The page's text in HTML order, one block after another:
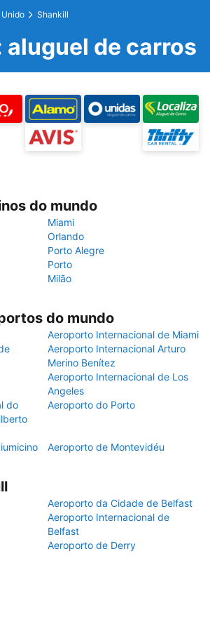
Unido Shankill
aluguel de carros
do mundo
Miami
Orlando
Porto Alegre
Porto
Milão
do mundo
Aeroporto Internacional de Miami
Aeroporto Internacional Arturo
Merino Benítez
Aeroporto Internacional de Los
Angeles
do
Aeroporto do Porto
Aeroporto de Montevidéu
Aeroporto da Cidade de Belfast
Aeroporto Internacional de
Belfast
Aeroporto de Derry